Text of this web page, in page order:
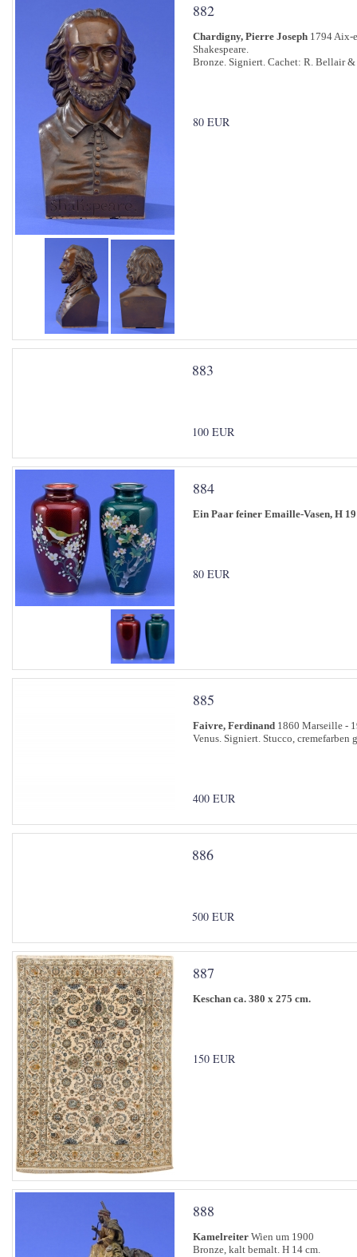
882
Chardigny, Pierre Joseph 1794 Aix-
Shakespeare.
Bronze. Signiert. Cachet: R. Bellair
80 EUR
883
100 EUR
884
Ein Paar feiner Emaille-Vasen, H
80 EUR
885
Faivre, Ferdinand 1860 Marseille -
Venus. Signiert. Stucco, cremefarben
400 EUR
886
500 EUR
887
Keschan ca. 380 x 275 cm.
150 EUR
888
Kamelreiter Wien um 1900
Bronze, kalt bemalt. H 14 cm.